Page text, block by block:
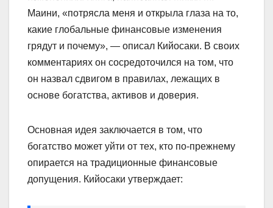
Маини, «потрясла меня и открыла глаза на то,
какие глобальные финансовые изменения
грядут и почему», — описал Кийосаки. В своих
комментариях он сосредоточился на том, что
он назвал сдвигом в правилах, лежащих в
основе богатства, активов и доверия.
Основная идея заключается в том, что
богатство может уйти от тех, кто по-прежнему
опирается на традиционные финансовые
допущения. Кийосаки утверждает: